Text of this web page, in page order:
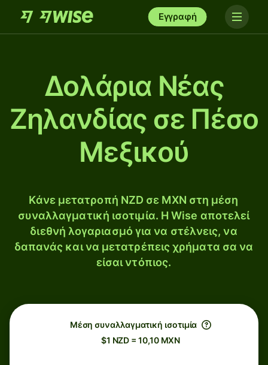
Εγγραφή
Δολάρια Νέας
Ζηλανδίας σε Πέσο
Μεξικού
Κάνε μετατροπή NZD σε MXN στη μέση
συναλλαγματική ισοτιμία. Η Wise αποτελεί
διεθνή λογαριασμό για να στέλνεις, να
δαπανάς και να μετατρέπεις χρήματα σα να
είσαι ντόπιος.
Μέση συναλλαγματική ισοτιμία
$1 NZD = 10,10 MXN